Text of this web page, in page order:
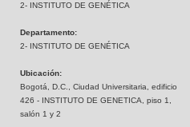
2- INSTITUTO DE GENÉTICA
Departamento:
2- INSTITUTO DE GENÉTICA
Ubicación:
Bogotá, D.C., Ciudad Universitaria, edificio
426 - INSTITUTO DE GENETICA, piso 1,
salón 1 y 2